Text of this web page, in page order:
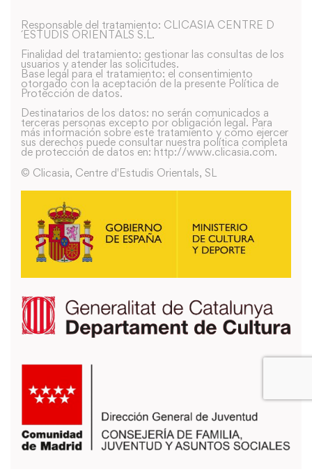
Responsable del tratamiento: CLICASIA CENTRE D
´ESTUDIS ORIENTALS S.L.
Finalidad del tratamiento: gestionar las consultas de los
usuarios y atender las solicitudes.
Base legal para el tratamiento: el consentimiento
otorgado con la aceptación de la presente Política de
Protección de datos.
Destinatarios de los datos: no serán comunicados a
terceras personas excepto por obligación legal. Para
más información sobre este tratamiento y como ejercer
sus derechos puede consultar nuestra política completa
de protección de datos en: http://www.clicasia.com.
© Clicasia, Centre d'Estudis Orientals, SL